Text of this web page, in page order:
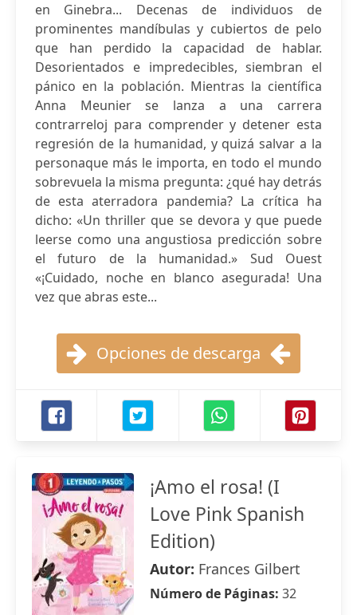
en Ginebra... Decenas de individuos de
prominentes mandíbulas y cubiertos de pelo
que han perdido la capacidad de hablar.
Desorientados e impredecibles, siembran el
pánico en la población. Mientras la científica
Anna Meunier se lanza a una carrera
contrarreloj para comprender y detener esta
regresión de la humanidad, y quizá salvar a la
personaque más le importa, en todo el mundo
sobrevuela la misma pregunta: ¿qué hay detrás
de esta aterradora pandemia? La crítica ha
dicho: «Un thriller que se devora y que puede
leerse como una angustiosa predicción sobre
el futuro de la humanidad.» Sud Ouest
«¡Cuidado, noche en blanco asegurada! Una
vez que abras este...
Opciones de descarga
¡Amo el rosa! (I
Love Pink Spanish
Edition)
Autor: Frances Gilbert
Número de Páginas: 32